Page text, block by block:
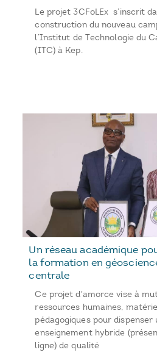
Le projet 3CFoLEx s’inscrit
construction du nouveau
l’Institut de Technologie du
(ITC) à Kep.
Un réseau académique
la formation en
centrale
Ce projet d'amorce vise à
ressources humaines,
pédagogiques pour dispenser
enseignement hybride
ligne) de qualité